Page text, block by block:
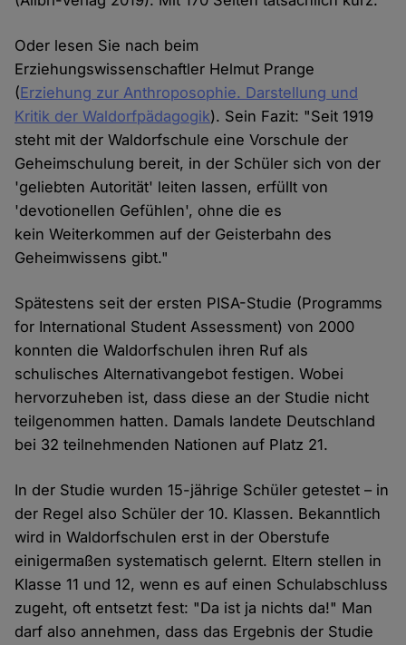
Oder lesen Sie nach beim
Erziehungswissenschaftler Helmut Prange
(Erziehung zur Anthroposophie. Darstellung und
Kritik der Waldorfpädagogik). Sein Fazit: "Seit 1919
steht mit der Waldorfschule eine Vorschule der
Geheimschulung bereit, in der Schüler sich von der
'geliebten Autorität' leiten lassen, erfüllt von
'devotionellen Gefühlen', ohne die es
kein Weiterkommen auf der Geisterbahn des
Geheimwissens gibt."
Spätestens seit der ersten PISA-Studie (Programms
for International Student Assessment) von 2000
konnten die Waldorfschulen ihren Ruf als
schulisches Alternativangebot festigen. Wobei
hervorzuheben ist, dass diese an der Studie nicht
teilgenommen hatten. Damals landete Deutschland
bei 32 teilnehmenden Nationen auf Platz 21.
In der Studie wurden 15-jährige Schüler getestet – in
der Regel also Schüler der 10. Klassen. Bekanntlich
wird in Waldorfschulen erst in der Oberstufe
einigermaßen systematisch gelernt. Eltern stellen in
Klasse 11 und 12, wenn es auf einen Schulabschluss
zugeht, oft entsetzt fest: "Da ist ja nichts da!" Man
darf also annehmen, dass das Ergebnis der Studie